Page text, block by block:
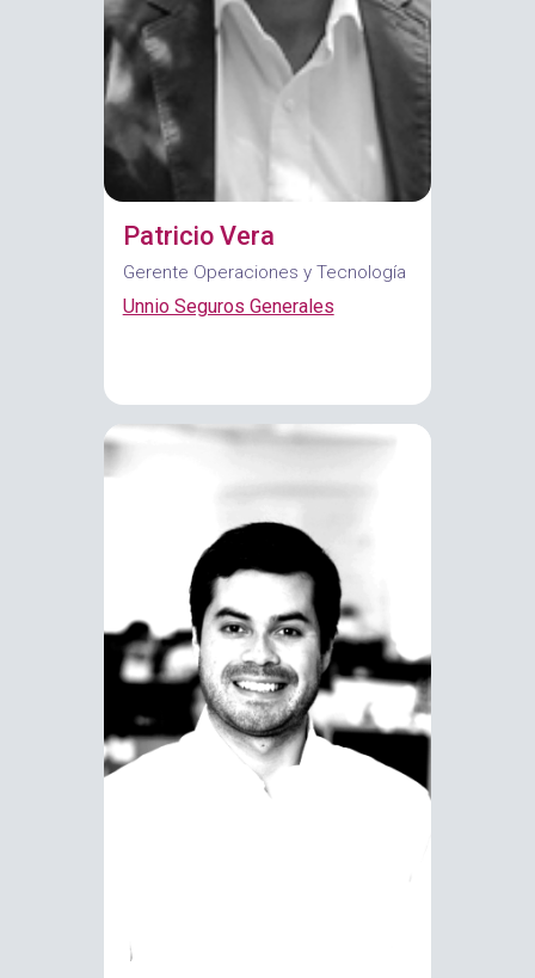
Patricio Vera
Gerente Operaciones y Tecnología
Unnio Seguros Generales